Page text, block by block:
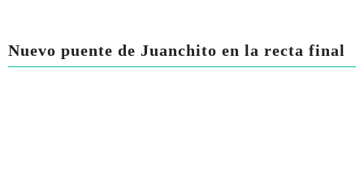
Nuevo puente de Juanchito en la recta final